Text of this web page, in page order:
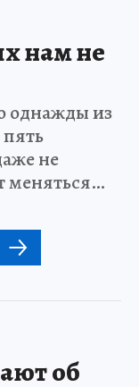
нам не
однажды из
не
меняться…
об